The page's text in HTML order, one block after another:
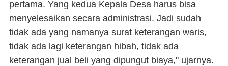
pertama. Yang kedua Kepala Desa harus bisa
menyelesaikan secara administrasi. Jadi sudah
tidak ada yang namanya surat keterangan waris,
tidak ada lagi keterangan hibah, tidak ada
keterangan jual beli yang dipungut biaya," ujarnya.